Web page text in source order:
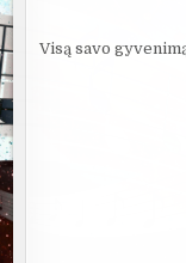
Visą savo